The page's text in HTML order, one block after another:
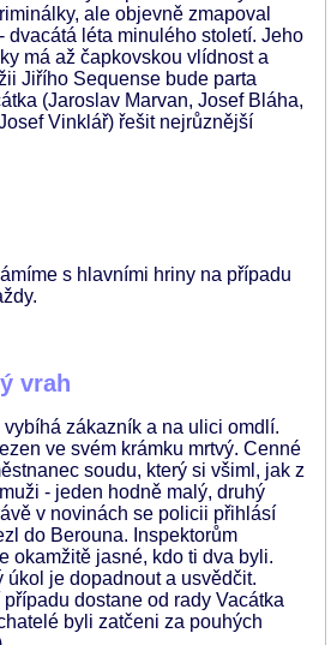
ale objevně zmapoval
dvacátá léta minulého století. Jeho
má až čapkovskou vlídnost a
Jiřího Sequense bude parta
(Jaroslav Marvan, Josef Bláha,
Vinklář) řešit nejrůznější
s hlavními hriny na případu
vrah
zákazník a na ulici omdlí.
ve svém krámku mrtvý. Cenné
soudu, který si všiml, jak z
- jeden hodně malý, druhý
v novinách se policii přihlásí
do Berouna. Inspektorům
okamžitě jasné, kdo ti dva byli.
úkol je dopadnout a usvědčit.
dostane od rady Vacátka
byli zatčeni za pouhých